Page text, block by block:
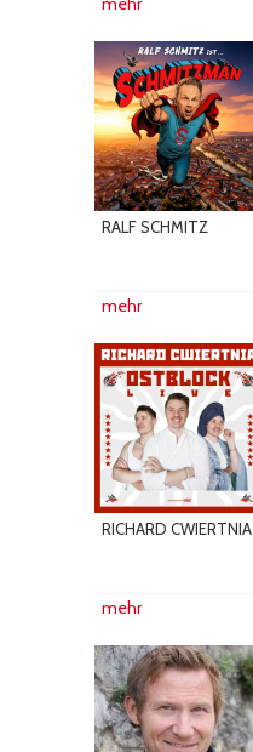
RALF SCHMITZ
mehr
RICHARD CWIERTNIA
mehr